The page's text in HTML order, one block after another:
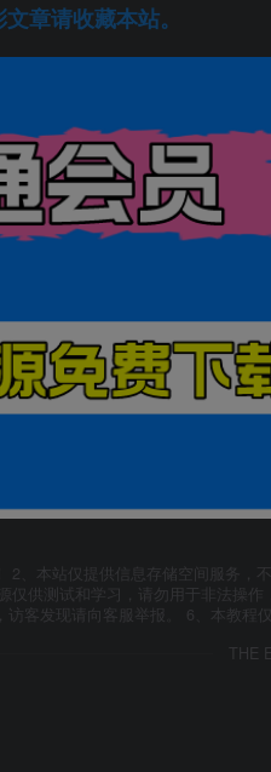
章请收藏本站。
2、本站仅提供信息存储空间服务
仅供测试和学习，请勿用于非法操
客发现请向客服举报。 6、本教程
THE